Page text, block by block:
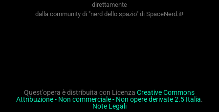
direttamente
dalla community di "nerd dello spazio" di SpaceNerd.it!
Quest'opera è distribuita con LicenzaCreative Commons
Attribuzione - Non commerciale - Non opere derivate 2.5 Italia.
Note Legali